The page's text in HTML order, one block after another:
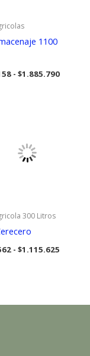
1100
- $1.885.790Rango
300 Litros
- $1.115.625Rango